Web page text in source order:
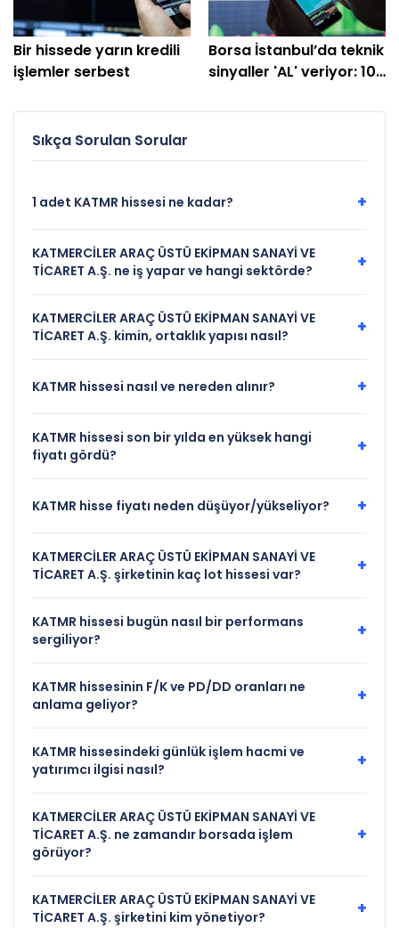
Bir hissede yarın kredili
işlemler serbest
Borsa İstanbul’da teknik
sinyaller 'AL' veriyor: 10
Sıkça Sorulan Sorular
1 adet KATMR hissesi ne kadar? +
KATMERCİLER ARAÇ ÜSTÜ EKİPMAN SANAYİ VE
TİCARET A.Ş. ne iş yapar ve hangi sektörde?
+
KATMERCİLER ARAÇ ÜSTÜ EKİPMAN SANAYİ VE
TİCARET A.Ş. kimin, ortaklık yapısı nasıl?
+
KATMR hissesi nasıl ve nereden alınır? +
KATMR hissesi son bir yılda en yüksek hangi
fiyatı gördü?
+
KATMR hisse fiyatı neden düşüyor/yükseliyor? +
KATMERCİLER ARAÇ ÜSTÜ EKİPMAN SANAYİ VE
TİCARET A.Ş. şirketinin kaç lot hissesi var?
+
KATMR hissesi bugün nasıl bir performans
sergiliyor?
+
KATMR hissesinin F/K ve PD/DD oranları ne
anlama geliyor?
+
KATMR hissesindeki günlük işlem hacmi ve
yatırımcı ilgisi nasıl?
+
KATMERCİLER ARAÇ ÜSTÜ EKİPMAN SANAYİ VE
TİCARET A.Ş. ne zamandır borsada işlem
görüyor?
+
KATMERCİLER ARAÇ ÜSTÜ EKİPMAN SANAYİ VE
TİCARET A.Ş. şirketini kim yönetiyor?
+